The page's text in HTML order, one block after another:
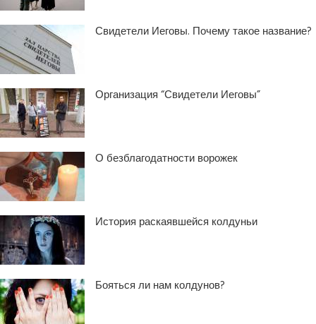
Свидетели Иеговы. Почему такое название?
Организация “Свидетели Иеговы”
О безблагодатности ворожек
История раскаявшейся колдуньи
Бояться ли нам колдунов?